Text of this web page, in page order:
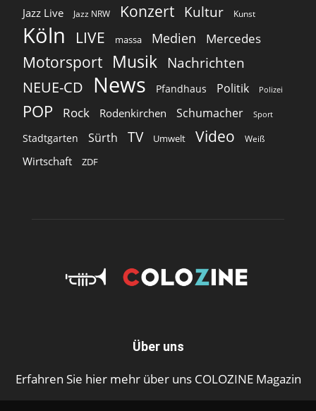
Jazz Live Jazz NRW Konzert Kultur Kunst
Köln LIVE massa Medien Mercedes
Motorsport Musik Nachrichten
NEUE-CD
News Pfandhaus Politik Polizei
POP Rock Rodenkirchen Schumacher Sport
Stadtgarten Sürth TV Umwelt Video Weiß
Wirtschaft ZDF
Über uns
Erfahren Sie hier mehr über uns COLOZINE Magazin